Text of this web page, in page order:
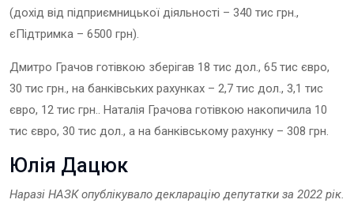
(дохід від підприємницької діяльності – 340 тис грн.,
єПідтримка – 6500 грн).
Дмитро Грачов готівкою зберігав 18 тис дол., 65 тис євро,
30 тис грн., на банківських рахунках – 2,7 тис дол., 3,1 тис
євро, 12 тис грн.. Наталія Грачова готівкою накопичила 10
тис євро, 30 тис дол., а на банківському рахунку – 308 грн.
Юлія Дацюк
Наразі НАЗК опублікувало декларацію депутатки за 2022 рік.